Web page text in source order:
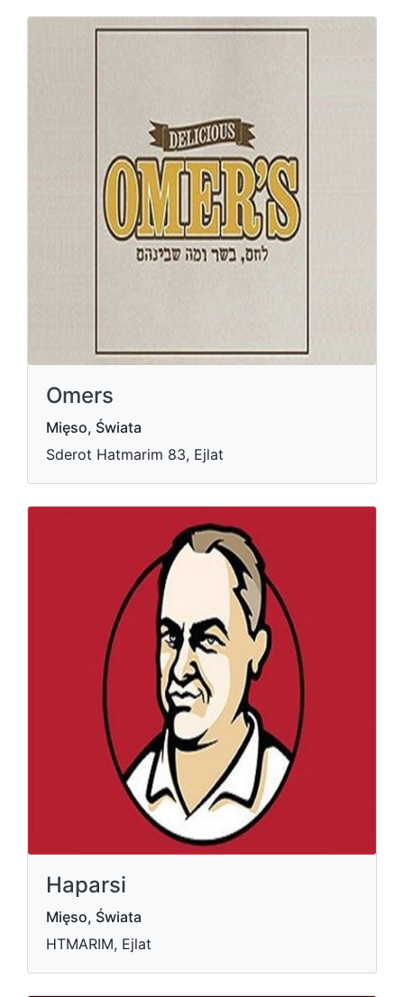
Omers
Mięso, Świata
Sderot Hatmarim 83, Ejlat
Haparsi
Mięso, Świata
HTMARIM, Ejlat